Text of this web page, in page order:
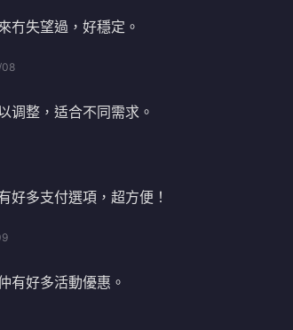
冇失望過，好穩定。
调整，适合不同需求。
好多支付選項，超方便！
有好多活動優惠。